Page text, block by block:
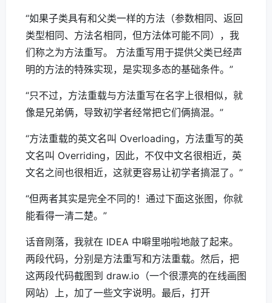
“如果子类具有和父类一样的方法（参数相同、返回
类型相同、方法名相同，但方法体可能不同），我
们称之为方法重写。 方法重写用于提供父类已经声
明的方法的特殊实现，是实现多态的基础条件。”
“只不过，方法重载与方法重写在名字上很相似，就
像是兄弟俩，导致初学者经常把它们俩搞混。”
“方法重载的英文名叫 Overloading，方法重写的英
文名叫 Overriding，因此，不仅中文名很相近，英
文名之间也很相近，这就更容易让初学者搞混了。”
“但两者其实是完全不同的！通过下面这张图，你就
能看得一清二楚。”
话音刚落，我就在 IDEA 中噼里啪啦地敲了起来。
两段代码，分别是方法重写和方法重载。然后，把
这两段代码截图到 draw.io（一个很漂亮的在线画图
网站）上，加了一些文字说明。最后，打开